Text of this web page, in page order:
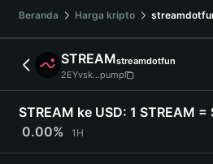
Français
Deutsch
繁體中文
Português (Portugal)
Bahasa Indonesia
ภาษาไทย
हिन्दी
Beranda Harga kripto
STREAMstreamdotfun
2EYvsk...pump
STREAM ke USD: 1 STREAM
0.00%
1H